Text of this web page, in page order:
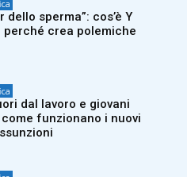
dello sperma”: cos’è Y
perché crea polemiche
dal lavoro e giovani
funzionano i nuovi